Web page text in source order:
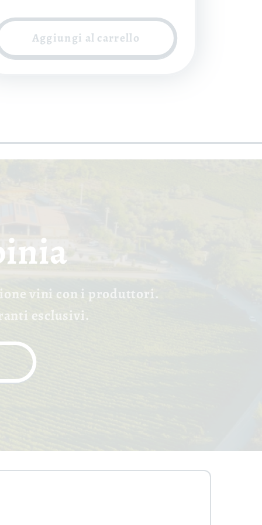
Aggiungi al carrello
vini con i produttori.
esclusivi.